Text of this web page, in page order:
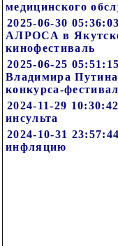
медицинского
2025-06-30
АЛРОСА в
кинофестиваль
2025-06-25
Владимира
конкурса-
2024-11-29
инсульта
2024-10-31
инфляцию